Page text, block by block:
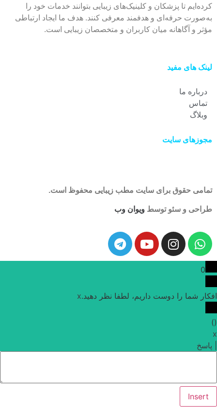
کرده‌ایم تا پزشکان و کلینیک‌های زیبایی بتوانند خدمات خود را
به‌صورت حرفه‌ای و هدفمند معرفی کنند. هدف ما ایجاد ارتباطی
مؤثر و آگاهانه میان کاربران و متخصصان زیبایی است.
لینک های مفید
درباره ما
تماس
وبلاگ
مجوزهای سایت
تمامی حقوق برای سایت مطب زیبایی محفوظ است.
طراحی و سئو توسط ویوان وب
0
افکار شما را دوست داریم، لطفا نظر دهید.x
(
)
x
پاسخ
Insert